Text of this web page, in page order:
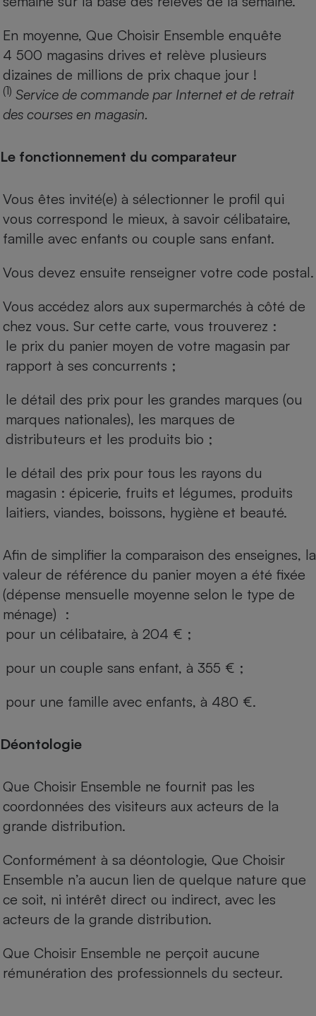
En moyenne, Que Choisir Ensemble enquête
4 500 magasins drives et relève plusieurs
dizaines de millions de prix chaque jour !
(1) Service de commande par Internet et de retrait
des courses en magasin.
Le fonctionnement du comparateur
Vous êtes invité(e) à sélectionner le profil qui
vous correspond le mieux, à savoir célibataire,
famille avec enfants ou couple sans enfant.
Vous devez ensuite renseigner votre code postal.
Vous accédez alors aux supermarchés à côté de
chez vous. Sur cette carte, vous trouverez :
le prix du panier moyen de votre magasin par
rapport à ses concurrents ;
le détail des prix pour les grandes marques (ou
marques nationales), les marques de
distributeurs et les produits bio ;
le détail des prix pour tous les rayons du
magasin : épicerie, fruits et légumes, produits
laitiers, viandes, boissons, hygiène et beauté.
Afin de simplifier la comparaison des enseignes, la
valeur de référence du panier moyen a été fixée
(dépense mensuelle moyenne selon le type de
ménage) :
pour un célibataire, à 204 € ;
pour un couple sans enfant, à 355 € ;
pour une famille avec enfants, à 480 €.
Déontologie
Que Choisir Ensemble ne fournit pas les
coordonnées des visiteurs aux acteurs de la
grande distribution.
Conformément à sa déontologie, Que Choisir
Ensemble n’a aucun lien de quelque nature que
ce soit, ni intérêt direct ou indirect, avec les
acteurs de la grande distribution.
Que Choisir Ensemble ne perçoit aucune
rémunération des professionnels du secteur.